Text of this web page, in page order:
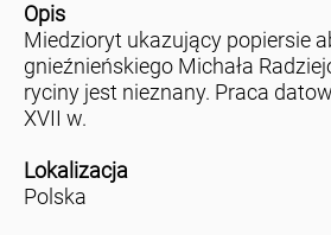
Opis
Miedzioryt ukazujący popiersie
gnieźnieńskiego Michała
ryciny jest nieznany. Praca
XVII w.
Lokalizacja
Polska